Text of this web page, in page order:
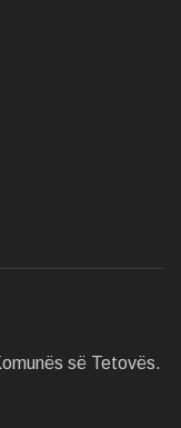
së Tetovës.